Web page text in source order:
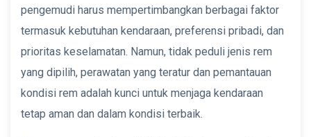
pengemudi harus mempertimbangkan berbagai faktor
termasuk kebutuhan kendaraan, preferensi pribadi, dan
prioritas keselamatan. Namun, tidak peduli jenis rem
yang dipilih, perawatan yang teratur dan pemantauan
kondisi rem adalah kunci untuk menjaga kendaraan
tetap aman dan dalam kondisi terbaik.